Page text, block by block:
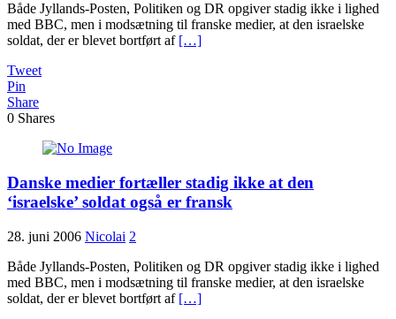
Både Jyllands-Posten, Politiken og DR opgiver stadig ikke i lighed
med BBC, men i modsætning til franske medier, at den israelske
soldat, der er blevet bortført af […]
Tweet
Pin
Share
0 Shares
Danske medier fortæller stadig ikke at den
‘israelske’ soldat også er fransk
28. juni 2006 Nicolai 2
Både Jyllands-Posten, Politiken og DR opgiver stadig ikke i lighed
med BBC, men i modsætning til franske medier, at den israelske
soldat, der er blevet bortført af […]